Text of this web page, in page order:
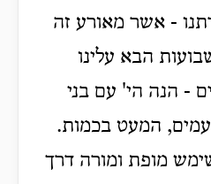
- אשר מאורע זה
הבא עלינו
- הנה הי' עם בני
המעט בכמות.
מופת ומורה דרך